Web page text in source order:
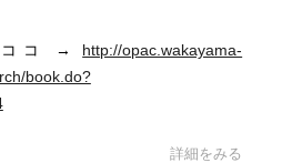
ココ → http://opac.wakayama-
book.do?
詳細をみる